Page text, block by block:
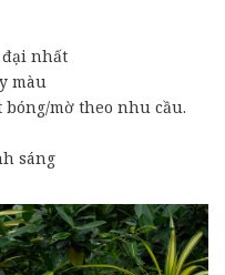
nhất
màu
bóng/mờ theo nhu cầu.
sáng